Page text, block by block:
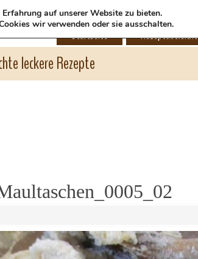
leckere Rezepte
Startseite Rezeptübersicht
auf unserer Website zu bieten.
wir verwenden oder sie ausschalten.